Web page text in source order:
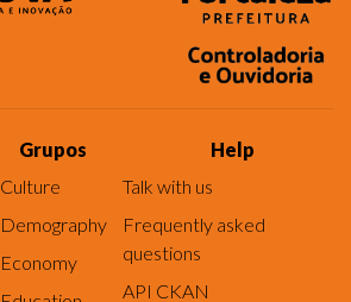
Grupos
Culture
Demography
Economy
Help
Talk with us
Frequently asked
questions
API CKAN